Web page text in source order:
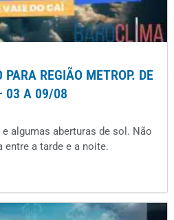
REGIÃO METROP. DE
03 A 09/08
algumas aberturas de sol. Não
entre a tarde e a noite.